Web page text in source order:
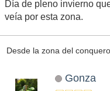
Día de pleno invierno
veía por esta zona.
Desde la zona del
Gonza